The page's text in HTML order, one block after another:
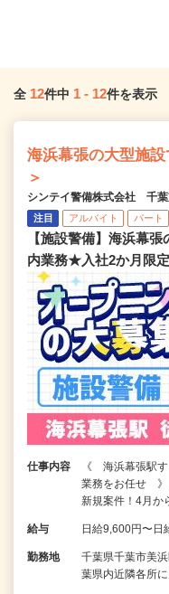
全 12件中 1 - 12件を表示
海浜幕張の大型施
＞
シンテイ警備株式会社 千
注目 アルバイト パート
【施設警備】海浜幕
内業務★入社2か月限
仕事内容
《 海浜幕張駅
業務をお任せ
新規案件！4月か
給与 日給9,600円〜日
勤務地
千葉県千葉市美
葉県内近隣各所に